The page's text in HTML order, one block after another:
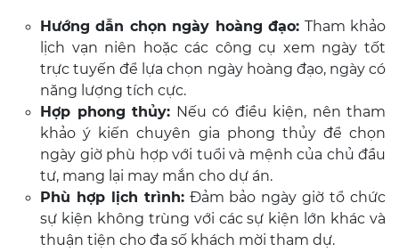
Hướng dẫn chọn ngày hoàng đạo: Tham khảo
lịch vạn niên hoặc các công cụ xem ngày tốt
trực tuyến để lựa chọn ngày hoàng đạo, ngày có
năng lượng tích cực.
Hợp phong thủy: Nếu có điều kiện, nên tham
khảo ý kiến chuyên gia phong thủy để chọn
ngày giờ phù hợp với tuổi và mệnh của chủ đầu
tư, mang lại may mắn cho dự án.
Phù hợp lịch trình:Đảm bảo ngày giờ tổ chức
sự kiện không trùng với các sự kiện lớn khác và
thuận tiện cho đa số khách mời tham dự.